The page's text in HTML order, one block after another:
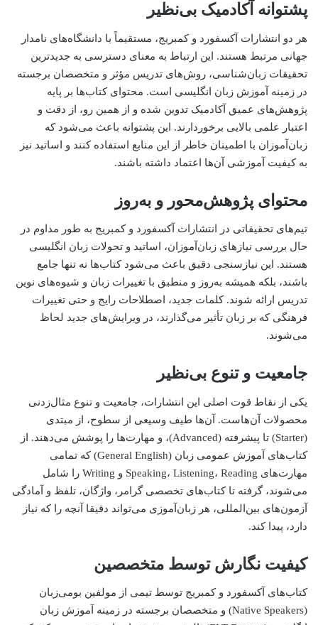
پشتوانه آکادمیک بی‌نظیر
هر دو انتشارات آکسفورد و کمبریج، مستقیماً با دانشگاه‌های نامدار
جهانی مرتبط هستند. این ارتباط به معنای دسترسی به جدیدترین
تحقیقات زبان‌شناسی، روش‌های تدریس مؤثر و متخصصان برجسته
در زمینه آموزش زبان انگلیسی است. محتوای کتاب‌ها بر پایه
پژوهش‌های عمیق آکادمیک تدوین شده و از همین رو، از دقت و
اعتبار علمی بالایی برخوردارند. این پشتوانه باعث می‌شود که
زبان‌آموزان با اطمینان خاطر از این منابع استفاده کنند و اساتید نیز
به کیفیت آموزشی آن‌ها اعتماد داشته باشند.
محتوای پژوهش‌محور و به‌روز
تیم‌های تحقیقاتی در انتشارات آکسفورد و کمبریج به طور مداوم در
حال بررسی نیازهای زبان‌آموزان، اساتید و تحولات زبان انگلیسی
هستند. این نیازسنجی دقیق باعث می‌شود کتاب‌ها نه تنها جامع
باشند، بلکه همیشه به‌روز و منطبق با تغییرات زبان و شیوه‌های نوین
تدریس ارائه شوند. کلمات جدید، اصطلاحات رایج و حتی تغییرات
فرهنگی که بر زبان تأثیر می‌گذارند، در ویرایش‌های جدید لحاظ
می‌شوند.
جامعیت و تنوع بی‌نظیر
یکی از نقاط قوت اصلی این انتشارات، جامعیت و تنوع مثال‌زدنی
محصولات آن‌هاست. آن‌ها طیف وسیعی از سطوح، از مبتدی
(Starter) تا پیشرفته (Advanced)، و مهارت‌ها را پوشش می‌دهند. از
کتاب‌های آموزش عمومی زبان (General English) که تمامی
مهارت‌های Speaking، Listening، Reading و Writing را شامل
می‌شوند، گرفته تا کتاب‌های تخصصی گرامر، واژگان، تلفظ و آمادگی
آزمون‌های بین‌المللی، هر زبان‌آموزی می‌تواند دقیقا آنچه را که نیاز
دارد، پیدا کند.
کیفیت نگارش توسط متخصصین
کتاب‌های آکسفورد و کمبریج توسط تیمی از مولفین بومی‌زبان
(Native Speakers) و متخصصان برجسته در زمینه آموزش زبان